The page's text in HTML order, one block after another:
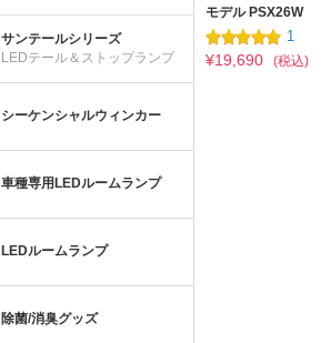
モデル PSX26W
1
¥19,690 (税込)
サンテールシリーズ
LEDテール＆ストップランプ
シーケンシャルウィンカー
車種専用LEDルームランプ
LEDルームランプ
除菌/消臭グッズ